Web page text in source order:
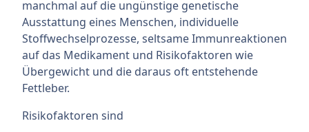
manchmal auf die ungünstige genetische
Ausstattung eines Menschen, individuelle
Stoffwechselprozesse, seltsame Immunreaktionen
auf das Medikament und Risikofaktoren wie
Übergewicht und die daraus oft entstehende
Fettleber.
Risikofaktoren sind